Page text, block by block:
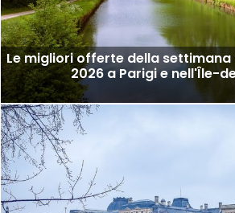
Le migliori offerte della settimana
2026 a Parigi e nell'Île-